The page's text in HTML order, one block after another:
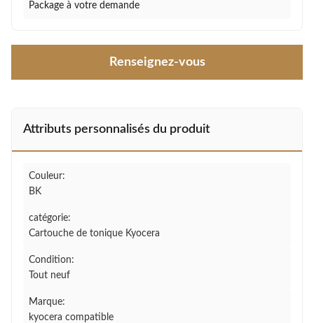
Package à votre demande
Renseignez-vous
Attributs personnalisés du produit
Couleur:
BK
catégorie:
Cartouche de tonique Kyocera
Condition:
Tout neuf
Marque:
kyocera compatible